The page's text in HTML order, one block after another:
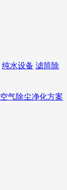
纯水设备 滤筒除
空气除尘净化方案